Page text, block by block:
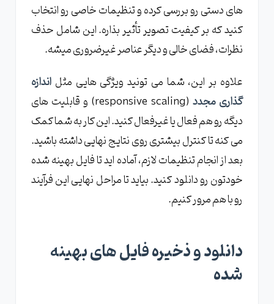
های دستی رو بررسی کرده و تنظیمات خاصی رو انتخاب
کنید که بر کیفیت تصویر تأثیر بذاره. این شامل حذف
نظرات، فضای خالی و دیگر عناصر غیرضروری میشه.
علاوه بر این، شما می تونید ویژگی هایی مثل اندازه
گذاری مجدد
(responsive scaling) و قابلیت های
دیگه رو هم فعال یا غیرفعال کنید. این کار به شما کمک
می کنه تا کنترل بیشتری روی نتایج نهایی داشته باشید.
بعد از انجام تنظیمات لازم، آماده اید تا فایل بهینه شده
خودتون رو دانلود کنید. بیاید تا مراحل نهایی این فرآیند
رو با هم مرور کنیم.
دانلود و ذخیره فایل های بهینه
شده